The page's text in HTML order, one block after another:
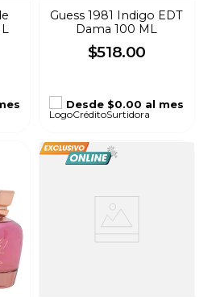
Guess 1981 Indigo EDT
Dama 100 ML
$518.00
Desde $0.00 al mes